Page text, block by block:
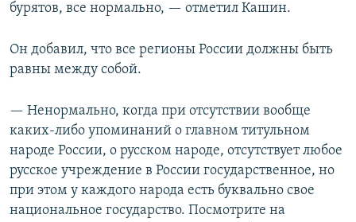
бурятов, все нормально, — отметил Кашин.
Он добавил, что все регионы России должны быть
равны между собой.
— Ненормально, когда при отсутствии вообще
каких-либо упоминаний о главном титульном
народе России, о русском народе, отсутствует любое
русское учреждение в России государственное, но
при этом у каждого народа есть буквально свое
национальное государство. Посмотрите на